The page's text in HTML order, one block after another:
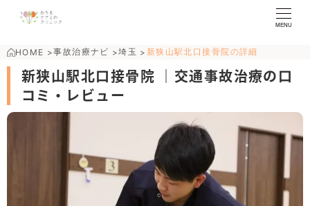
MENU
HOME >事故治療ナビ >埼玉 > 新狭山駅北口接骨院の詳細
新狭山駅北口接骨院 ｜交通事故治療の口
コミ・レビュー